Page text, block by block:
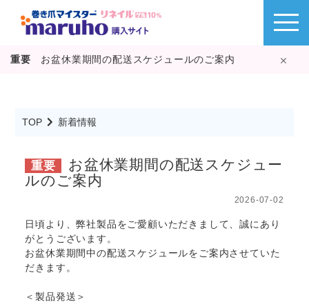
重要 お盆休業期間の配送スケジュールのご案内
TOP 新着情報
重要
お盆休業期間の配送スケジュー
ルのご案内
2026-07-02
日頃より、弊社製品をご愛顧いただきまして、誠にあり
がとうございます。
お盆休業期間中の配送スケジュールをご案内させていた
だきます。
＜製品発送＞